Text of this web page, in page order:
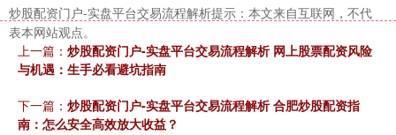
炒股配资门户-实盘平台交易流程解析提示：本文来自互联网，不代
表本网站观点。
上一篇： 炒股配资门户-实盘平台交易流程解析 网上股票配资风险
与机遇：生手必看避坑指南
下一篇： 炒股配资门户-实盘平台交易流程解析 合肥炒股配资指
南：怎么安全高效放大收益？